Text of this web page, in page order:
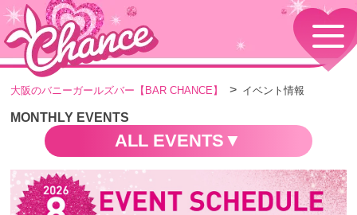
HOME
TOPページ
コンセプト
女の子情報
GALLERY
MENU
メニュー・料金
大阪のバニーガールズバー【BAR CHANCE】 イベント情報
MONTHLY EVENTS
ALL EVENTS